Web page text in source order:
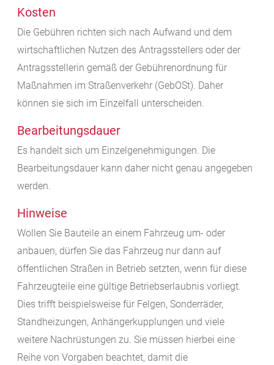
Kosten
Die Gebühren richten sich nach Aufwand und dem
wirtschaftlichen Nutzen des Antragsstellers oder der
Antragsstellerin gemäß der Gebührenordnung für
Maßnahmen im Straßenverkehr (GebOSt). Daher
können sie sich im Einzelfall unterscheiden.
Bearbeitungsdauer
Es handelt sich um Einzelgenehmigungen. Die
Bearbeitungsdauer kann daher nicht genau angegeben
werden.
Hinweise
Wollen Sie Bauteile an einem Fahrzeug um- oder
anbauen, dürfen Sie das Fahrzeug nur dann auf
öffentlichen Straßen in Betrieb setzten, wenn für diese
Fahrzeugteile eine gültige Betriebserlaubnis vorliegt.
Dies trifft beispielsweise für Felgen, Sonderräder,
Standheizungen, Anhängerkupplungen und viele
weitere Nachrüstungen zu. Sie müssen hierbei eine
Reihe von Vorgaben beachtet, damit die